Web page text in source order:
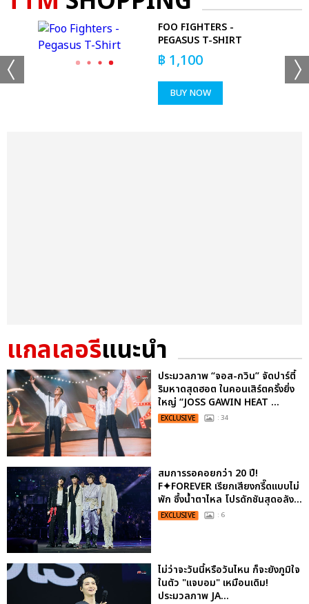
FOO FIGHTERS -
PEGASUS T-SHIRT
฿ 1,100
BUY NOW
แกลเลอรีแนะนำ
ประมวลภาพ “จอส-กวิน” จัดปาร์ตี้
ริมหาดสุดฮอต ในคอนเสิร์ตครั้งยิ่ง
ใหญ่ “JOSS GAWIN HEAT ...
EXCLUSIVE : 34
สมการรอคอยกว่า 20 ปี!
F✦FOREVER เรียกเสียงกรี๊ดแบบไม่
พัก ซึ้งน้ำตาไหล โปรดักชันสุดอลัง...
EXCLUSIVE : 6
ไม่ว่าจะวันนี้หรือวันไหน ก็จะยังภูมิใจ
ในตัว "แจบอม" เหมือนเดิม!
ประมวลภาพ JA...